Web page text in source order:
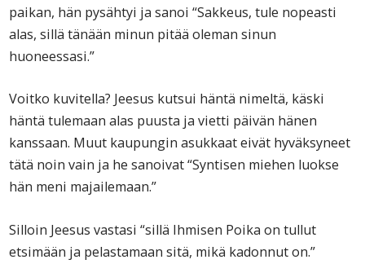
paikan, hän pysähtyi ja sanoi “Sakkeus, tule nopeasti
alas, sillä tänään minun pitää oleman sinun
huoneessasi.”
Voitko kuvitella? Jeesus kutsui häntä nimeltä, käski
häntä tulemaan alas puusta ja vietti päivän hänen
kanssaan. Muut kaupungin asukkaat eivät hyväksyneet
tätä noin vain ja he sanoivat “Syntisen miehen luokse
hän meni majailemaan.”
Silloin Jeesus vastasi “sillä Ihmisen Poika on tullut
etsimään ja pelastamaan sitä, mikä kadonnut on.”